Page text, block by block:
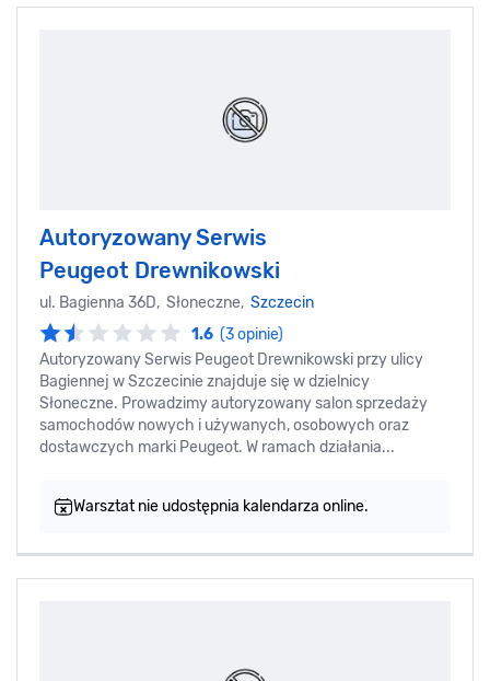
Autoryzowany Serwis
Peugeot Drewnikowski
ul. Bagienna 36D, Słoneczne, Szczecin
1.6 (3 opinie)
Autoryzowany Serwis Peugeot Drewnikowski przy ulicy
Bagiennej w Szczecinie znajduje się w dzielnicy
Słoneczne. Prowadzimy autoryzowany salon sprzedaży
samochodów nowych i używanych, osobowych oraz
dostawczych marki Peugeot. W ramach działania...
Warsztat nie udostępnia kalendarza online.